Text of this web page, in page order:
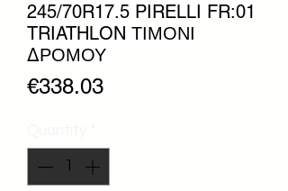
245/70R17.5 PIRELLI FR:01
TRIATHLON ΤΙΜΟΝΙ
ΔΡΟΜΟΥ
€338.03Price